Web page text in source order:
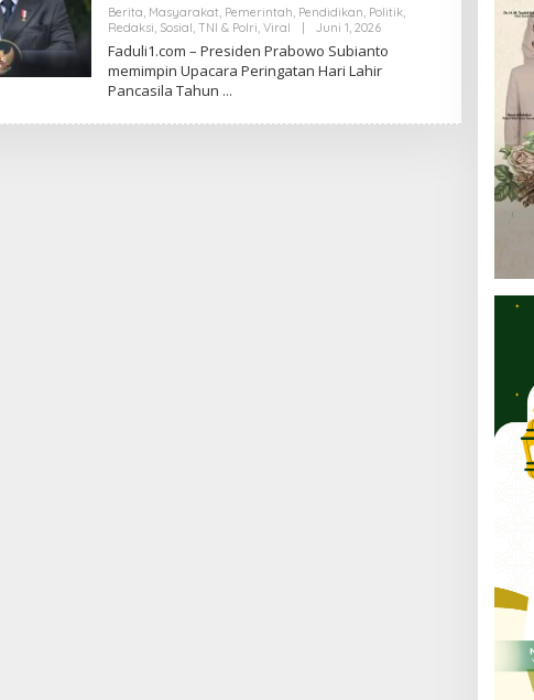
Berita, Masyarakat, Pemerintah, Pendidikan, Politik,
Redaksi, Sosial, TNI & Polri, Viral Juni 1, 2026O
E
H
M
Faduli1.com – Presiden Prabowo Subianto
memimpin Upacara Peringatan Hari Lahir
Pancasila Tahun